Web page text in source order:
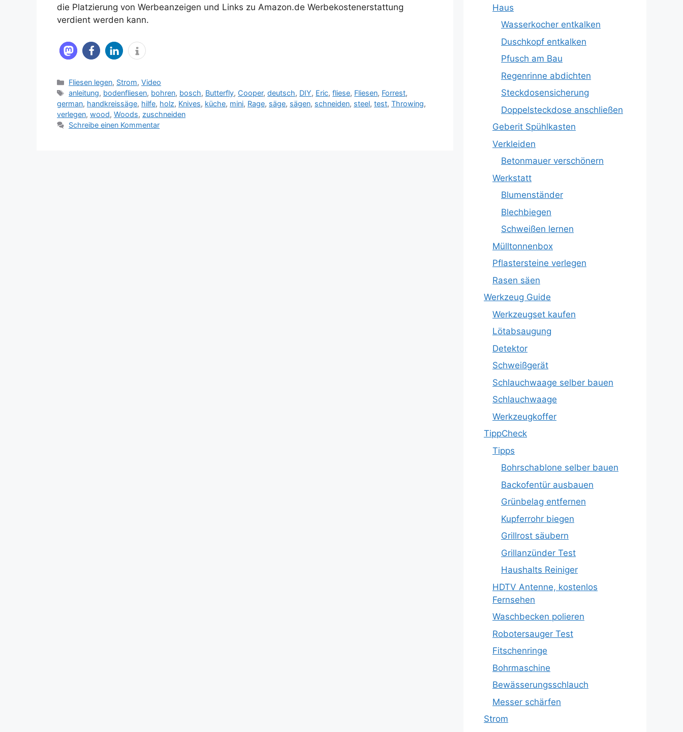
die Platzierung von Werbeanzeigen und Links zu Amazon.de Werbekostenerstattung
verdient werden kann.
Kategorien
Fliesen legen, Strom,Video
Schlagwörter
anleitung, bodenfliesen, bohren, bosch, Butterfly, Cooper,deutsch, DIY, Eric,fliese, Fliesen, Forrest,
german, handkreissäge, hilfe, holz, Knives, küche, mini, Rage, säge, sägen, schneiden, steel, test, Throwing,
verlegen, wood, Woods, zuschneiden
Schreibe einen Kommentar
Haus
Wasserkocher entkalken
Duschkopf entkalken
Pfusch am Bau
Regenrinne abdichten
Steckdosensicherung
Doppelsteckdose anschließen
Geberit Spühlkasten
Verkleiden
Betonmauer verschönern
Werkstatt
Blumenständer
Blechbiegen
Schweißen lernen
Mülltonnenbox
Pflastersteine verlegen
Rasen säen
Werkzeug Guide
Werkzeugset kaufen
Lötabsaugung
Detektor
Schweißgerät
Schlauchwaage selber bauen
Schlauchwaage
Werkzeugkoffer
TippCheck
Tipps
Bohrschablone selber bauen
Backofentür ausbauen
Grünbelag entfernen
Kupferrohr biegen
Grillrost säubern
Grillanzünder Test
Haushalts Reiniger
HDTV Antenne, kostenlos
Fernsehen
Waschbecken polieren
Robotersauger Test
Fitschenringe
Bohrmaschine
Bewässerungsschlauch
Messer schärfen
Strom